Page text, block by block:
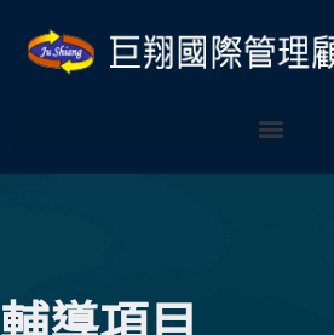
navigation